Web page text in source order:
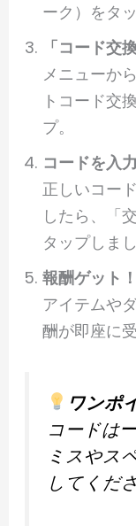
ーク）をタ
「コード交
メニューか
トコード交
プ。
コードを入
正しいコー
したら、「
タップしまし
報酬ゲット！
アイテムや
酬が即座に
ワンポ
コードは
ミスやス
してくだ